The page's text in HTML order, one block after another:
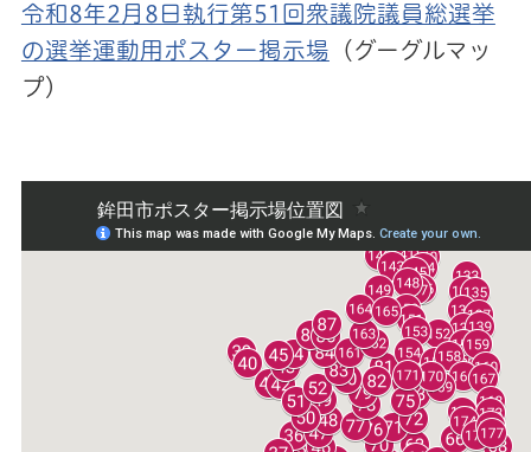
令和8年2月8日執行第51回衆議院議員総選挙
の選挙運動用ポスター掲示場 （グーグルマッ
プ）